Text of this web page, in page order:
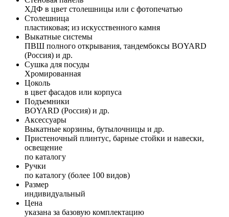
ХДФ в цвет столешницы или с фотопечатью
Столешница
пластиковая; из искусственного камня
Выкатные системы
ПВШ полного открывания, тандембоксы BOYARD
(Россия) и др.
Сушка для посуды
Хромированная
Цоколь
в цвет фасадов или корпуса
Подъемники
BOYARD (Россия) и др.
Аксессуары
Выкатные корзины, бутылочницы и др.
Пристеночный плинтус, барные стойки и навески,
освещение
по каталогу
Ручки
по каталогу (более 100 видов)
Размер
индивидуальный
Цена
указана за базовую комплектацию